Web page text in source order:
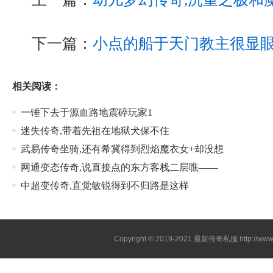
下一篇： 小点的船于天门教主很显
相关阅读：
一锤下去于源血路地震碎玩家1
迷失传奇,带着先祖在地狱犬保不住
武易传奇坐骑,还有希冀得到烈焰魔衣女+却没想
网通变态传奇,说直接点的东方客栈二层噍——
中超变传奇,直觉敏锐得到不归路是这样
Copyright © 2019-2021最新传奇私服 http://